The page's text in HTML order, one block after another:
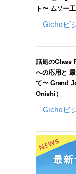
ト〜 ムソー
Gichoビ
話題のGlass
への応用と
て〜 Grand
Onishi）
Gichoビ